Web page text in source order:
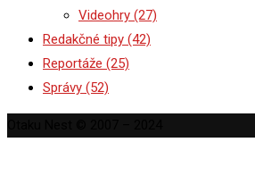
Videohry (27)
Redakčné tipy (42)
Reportáže (25)
Správy (52)